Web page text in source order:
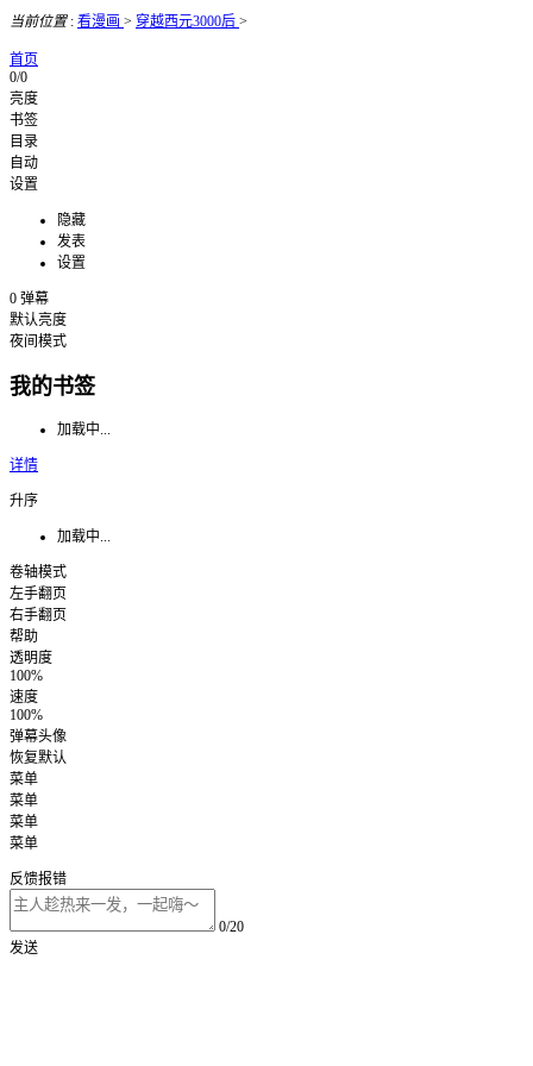
当前位置: 看漫画 > 穿越西元3000后 >
首页
0/0
亮度
书签
目录
自动
设置
隐藏
发表
设置
0 弹幕
默认亮度
夜间模式
我的书签
加载中...
详情
升序
加载中...
卷轴模式
左手翻页
右手翻页
帮助
透明度
100%
速度
100%
弹幕头像
恢复默认
菜单
菜单
菜单
菜单
反馈报错
0/20
发送